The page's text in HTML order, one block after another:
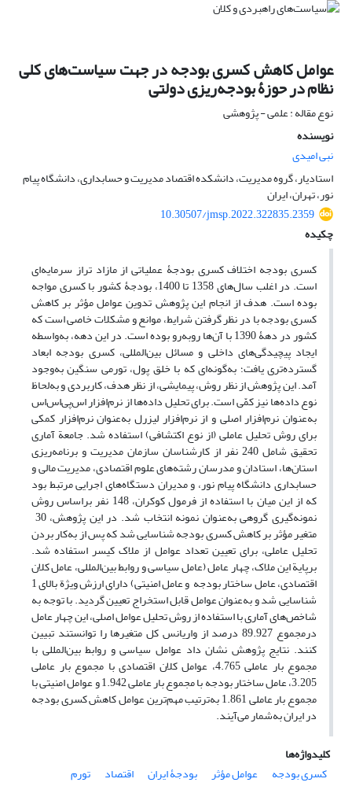
عوامل کاهش کسری بودجه در جهت سیاست‌های کلی
نظام در حوزۀ بودجه‌ریزی دولتی
نوع مقاله : علمی - پژوهشی
نویسنده
نبی امیدی
استادیار، گروه مدیریت، دانشکده اقتصاد مدیریت و حسابداری، دانشگاه پیام
نور، تهران، ایران
10.30507/jmsp.2022.322835.2359
چکیده
کسری بودجه اختلاف کسری بودجۀ عملیاتی از مازاد تراز سرمایه‌ای
است. در اغلب سال‌های 1358 تا 1400، بودجۀ کشور با کسری مواجه
بوده است. هدف از انجام این پژوهش تدوین عوامل مؤثر بر کاهش
کسری بودجه با در نظر گرفتن شرایط، موانع و مشکلات خاصی است که
کشور در دهۀ 1390 با آن‌ها روبه‌رو بوده است. در این دهه، به‌واسطه
ایجاد پیچیدگی‌های داخلی و مسائل بین‌المللی، کسری بودجه ابعاد
گسترده‌تری یافت؛ به‌گونه‌ای که با خلق پول، تورمی سنگین به‌وجود
آمد. این پژوهش از نظر روش، پیمایشی، از نظر هدف، کاربردی و به‌لحاظ
نوع داده‌ها نیز کمّی است. برای تحلیل داده‌‌ها از نرم‌افزار اس‌پی‌اس‌اس
به‌عنوان نرم‌افزار اصلی و از نرم‌افزار لیزرل به‌عنوان نرم‌افزار کمکی
برای روش تحلیل عاملی (از نوع اکتشافی) استفاده شد. جامعة آماری
تحقیق شامل 240 نفر از کارشناسان سازمان مدیریت و برنامه‌ریزی
استان‌ها، استادان و مدرسان رشته‌های علوم اقتصادی، مدیریت مالی و
حسابداری دانشگاه پیام نور، و مدیران دستگاه‌های اجرایی مرتبط بود
که از این میان با استفاده از فرمول کوکران، 148 نفر بر‌اساس روش
متغیر مؤثر بر کاهش کسری بودجه شناسایی شد که پس از به‌کار بردن
تحلیل عاملی، برای تعیین تعداد عوامل از ملاک کیسر استفاده شد.
برپایة این ملاک، چهار عامل (عامل سیاسی و روابط بین‌المللی، عامل کلان
اقتصادی، عامل ساختار بودجه و عامل امنیتی) دارای ارزش ویژة بالای 1
شناسایی شد و به‌عنوان عوامل قابل استخراج تعیین گردید. با توجه به
شاخص‌‌های آماری با استفاده از روش تحلیل عوامل اصلی، این چهار عامل
در‌مجموع 89.927 درصد از واریانس کل متغیرها را توانستند تبیین
کنند. نتایج پژوهش نشان داد عوامل سیاسی و روابط بین‌المللی با
مجموع بار عاملی 4.765، عوامل کلان اقتصادی با مجموع بار عاملی
3.205، عامل ساختار بودجه با مجموع بار عاملی 1.942 و عوامل امنیتی با
مجموع بار عاملی 1.861 به‌ترتیب مهم‌ترین عوامل کاهش کسری بودجه
در ایران به‌شمار می‌آیند.
کلیدواژه‌ها
کسری بودجه
عوامل مؤثر بودجۀ ایران اقتصاد
تورم